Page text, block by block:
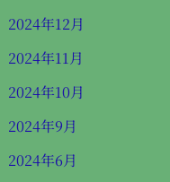
2024年12月
2024年11月
2024年10月
2024年9月
2024年6月